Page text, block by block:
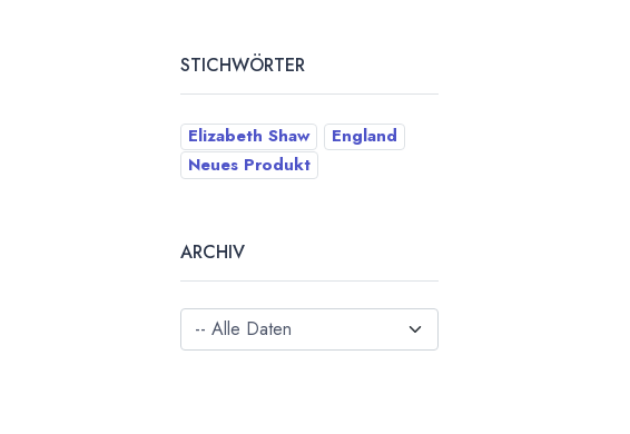
STICHWÖRTER
Elizabeth Shaw
England
Neues Produkt
ARCHIV